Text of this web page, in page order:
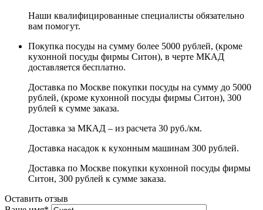
Наши квалифицированные специалисты обязательно
вам помогут.
Покупка посуды на сумму более 5000 рублей, (кроме
кухонной посуды фирмы Ситон), в черте МКАД
доставляется бесплатно.
Доставка по Москве покупки посуды на сумму до 5000
рублей, (кроме кухонной посуды фирмы Ситон), 300
рублей к сумме заказа.
Доставка за МКАД – из расчета 30 руб./км.
Доставка насадок к кухонным машинам 300 рублей.
Доставка по Москве покупки кухонной посуды фирмы
Ситон, 300 рублей к сумме заказа.
Оставить отзыв